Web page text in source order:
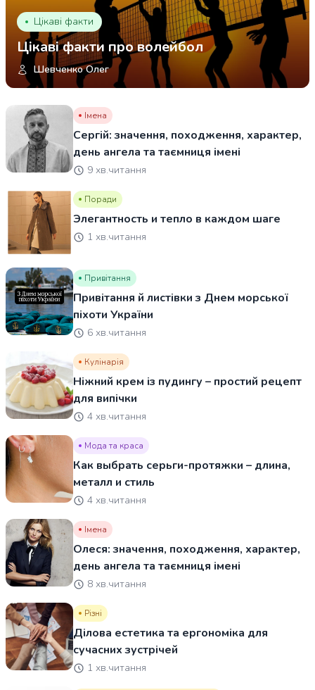
Цікаві факти
Цікаві факти про волейбол
Шевченко Олег
Імена
Сергій: значення, походження, характер,
день ангела та таємниця імені
9 хв.читання
Поради
Элегантность и тепло в каждом шаге
1 хв.читання
Привітання
Привітання й листівки з Днем морської
піхоти України
6 хв.читання
Кулінарія
Ніжний крем із пудингу – простий рецепт
для випічки
4 хв.читання
Мода та краса
Как выбрать серьги-протяжки – длина,
металл и стиль
4 хв.читання
Імена
Олеся: значення, походження, характер,
день ангела та таємниця імені
8 хв.читання
Різні
Ділова естетика та ергономіка для
сучасних зустрічей
1 хв.читання